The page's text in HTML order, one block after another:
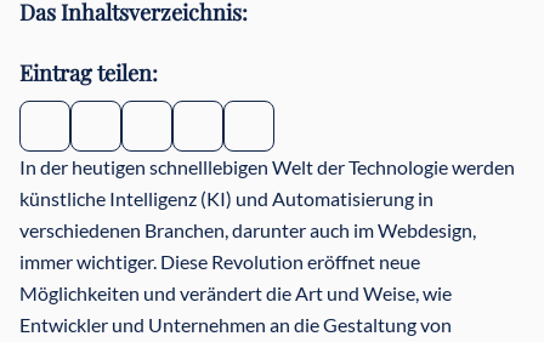
Das Inhaltsverzeichnis:
Eintrag teilen:
In der heutigen schnelllebigen Welt der Technologie werden
künstliche Intelligenz (KI) und Automatisierung in
verschiedenen Branchen, darunter auch im Webdesign,
immer wichtiger. Diese Revolution eröffnet neue
Möglichkeiten und verändert die Art und Weise, wie
Entwickler und Unternehmen an die Gestaltung von